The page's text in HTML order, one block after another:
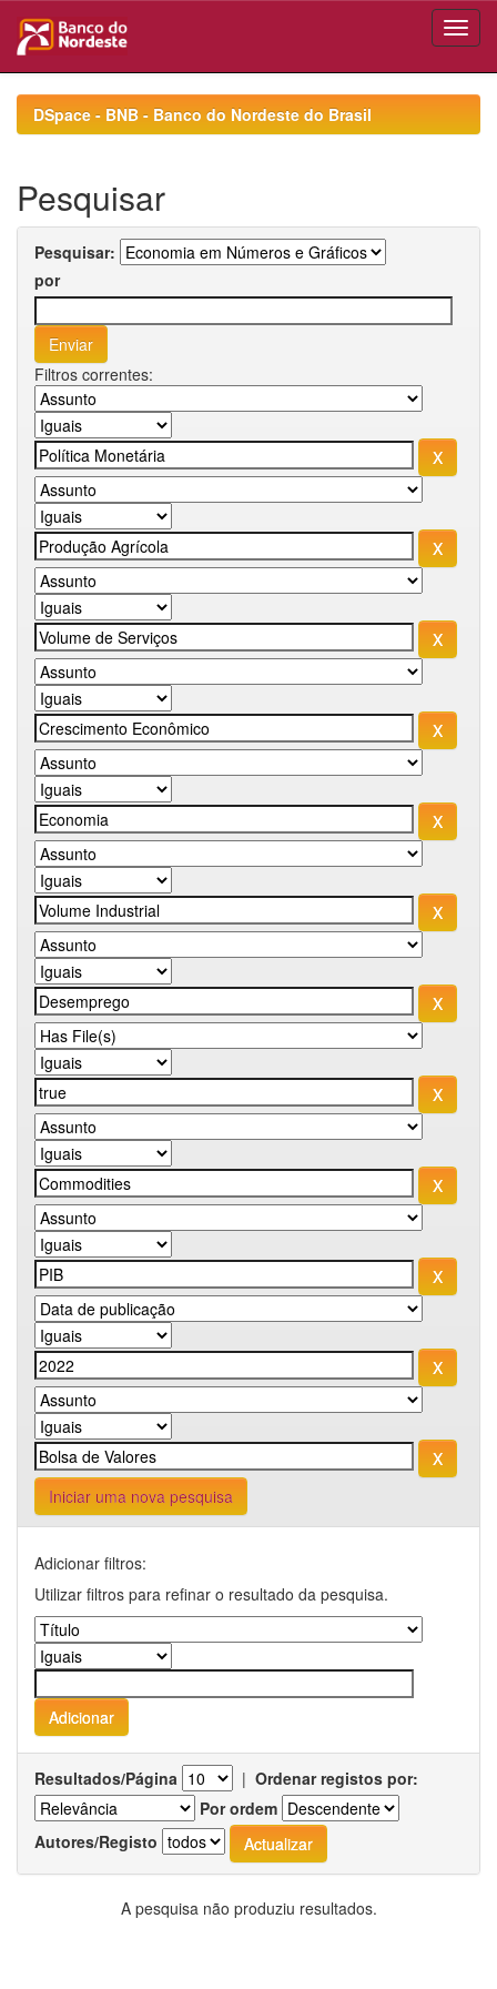
navigationDSpace - BNB - Banco do Nordeste do Brasil
Pesquisar
Pesquisar:
por
Filtros correntes:
Iniciar uma nova pesquisa
Adicionar filtros:
Utilizar filtros para refinar o resultado da pesquisa.
Resultados/Página | Ordenar registos por:
Por ordem
Autores/Registo
A pesquisa não produziu resultados.